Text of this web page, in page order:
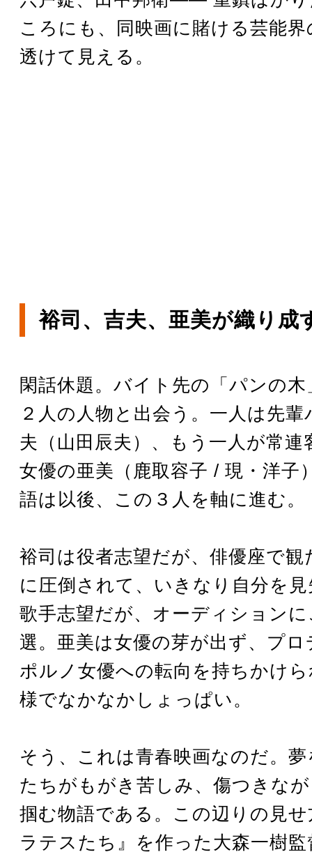
ころにも、同映画に賭ける芸能
透けて見える。
裕司、吉夫、亜美が織り成
閑話休題。バイト先の「パンの
２人の人物と出会う。一人は先
夫（山田辰夫）、もう一人が常連
女優の亜美（鹿取容子 / 現・洋子
語は以後、この３人を軸に進む。
裕司は役者志望だが、俳優座で観
に圧倒されて、いきなり自分を
歌手志望だが、オーディション
選。亜美は女優の芽が出ず、プ
ポルノ女優への転向を持ちかけ
様でなかなかしょっぱい。
そう、これは青春映画なのだ。
たちがもがき苦しみ、傷つきな
掴む物語である。この辺りの見
ラテスたち』を作った大森一樹